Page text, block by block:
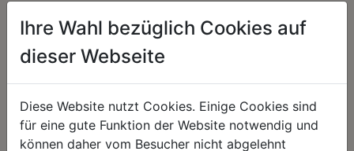
HARMONIE
Unser Sortiment steht für ein
FAIRNESS
Nicht immer ist der günstigste Preis
Ihre Wahl bezüglich Cookies auf
dieser Webseite
Diese Website nutzt Cookies. Einige Cookies sind
für eine gute Funktion der Website notwendig und
können daher vom Besucher nicht abgelehnt